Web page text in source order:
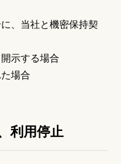
、当社と機密保持契
示する場合
場合
利用停止